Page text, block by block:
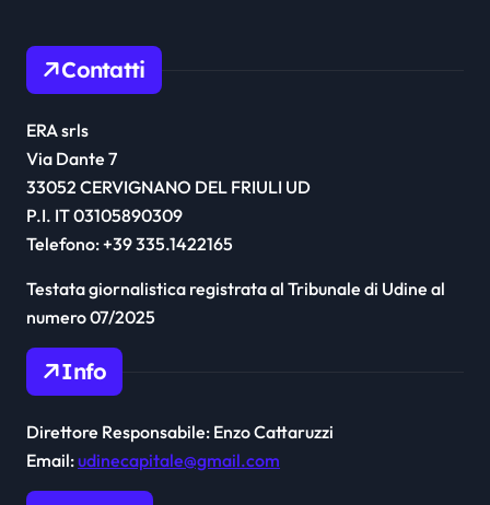
Contatti
ERA srls
Via Dante 7
33052 CERVIGNANO DEL FRIULI UD
P.I. IT 03105890309
Telefono: +39 335.1422165
Testata giornalistica registrata al Tribunale di Udine al
numero 07/2025
Info
Direttore Responsabile: Enzo Cattaruzzi
Email:udinecapitale@gmail.com